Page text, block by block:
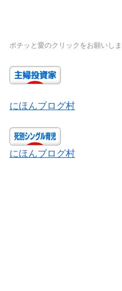
ポチッと愛のクリックをお願いし
にほんブログ村
にほんブログ村